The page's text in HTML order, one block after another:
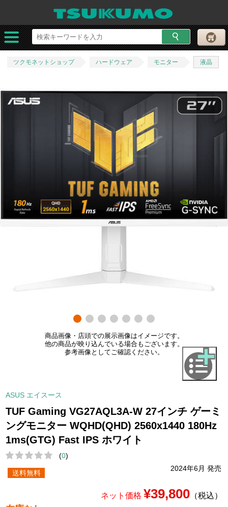
ツクモネットショップ ハードウェア モニター 液晶
商品画像・店頭での展示画像はイメージです。
他の商品が映り込んでいる場合もございます。
参考画像としてご確認ください。
ASUS エイスース
TUF Gaming VG27AQL3A-W 27インチ ゲーミ
ングモニター WQHD(QHD) 2560x1440 180Hz
1ms(GTG) Fast IPS ホワイト
(0)
2024年6月 発売
送料無料
ネット価格 ¥39,800（税込）